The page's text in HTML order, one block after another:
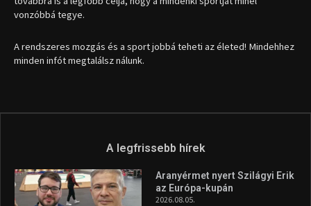
vonzóbbá tegye.
A rendszeres mozgás és a sport jobbá teheti az életed! Mindehhez
minden infót megtalálsz nálunk.
A legfrissebb hírek
Aranyérmet nyert Szilágyi Erik
az Európa-kupán
2026.08.05.